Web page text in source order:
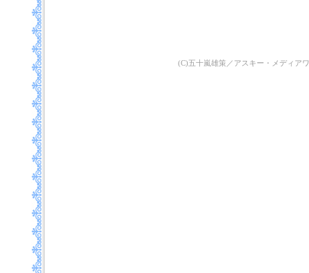
(C)五十嵐雄策／アスキー・メディア